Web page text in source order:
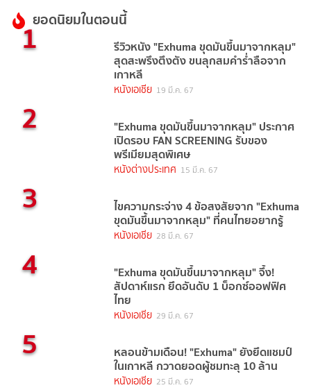
ยอดนิยมในตอนนี้
1 รีวิวหนัง "Exhuma ขุดมันขึ้นมาจากหลุม"
สุดสะพรึงตึงตัง ขนลุกสมคำร่ำลือจาก
เกาหลี
หนังเอเชีย 19 มี.ค. 67
2 "Exhuma ขุดมันขึ้นมาจากหลุม" ประกาศ
เปิดรอบ FAN SCREENING รับของ
พรีเมียมสุดพิเศษ
หนังต่างประเทศ 15 มี.ค. 67
3 ไขความกระจ่าง 4 ข้อสงสัยจาก "Exhuma
ขุดมันขึ้นมาจากหลุม" ที่คนไทยอยากรู้
หนังเอเชีย 28 มี.ค. 67
4 "Exhuma ขุดมันขึ้นมาจากหลุม" จึ้ง!
สัปดาห์แรก ยึดอันดับ 1 บ็อกซ์ออฟฟิศ
ไทย
หนังเอเชีย 29 มี.ค. 67
5 หลอนข้ามเดือน! "Exhuma" ยังยึดแชมป์
ในเกาหลี กวาดยอดผู้ชมทะลุ 10 ล้าน
หนังเอเชีย 25 มี.ค. 67